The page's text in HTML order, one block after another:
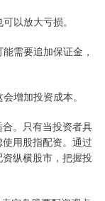
以放大亏损。
需要追加保证金，
增加投资成本。
。只有当投资者具
用股指配资。通过
纵横股市，把握投